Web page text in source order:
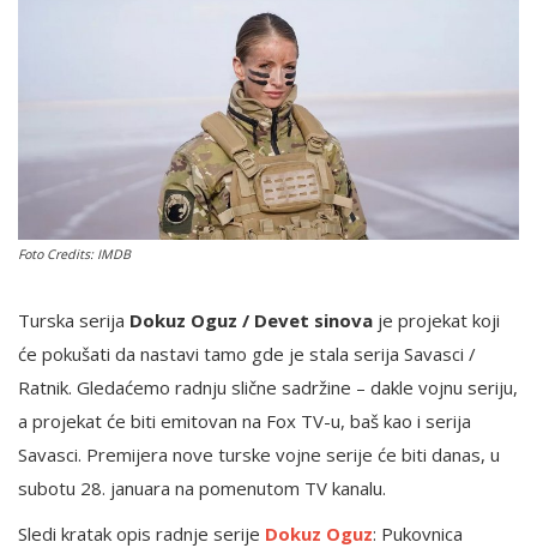
English
Foto Credits: IMDB
Turska serija Dokuz Oguz / Devet sinova je projekat koji
će pokušati da nastavi tamo gde je stala serija Savasci /
Ratnik. Gledaćemo radnju slične sadržine – dakle vojnu seriju,
a projekat će biti emitovan na Fox TV-u, baš kao i serija
Savasci. Premijera nove turske vojne serije će biti danas, u
subotu 28. januara na pomenutom TV kanalu.
Sledi kratak opis radnje serije Dokuz Oguz: Pukovnica